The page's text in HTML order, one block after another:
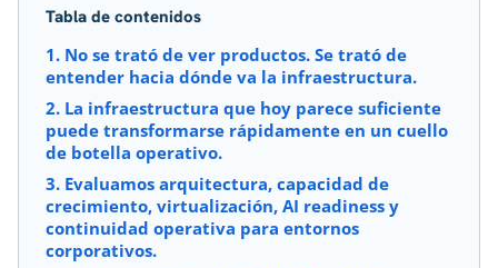
Tabla de contenidos
1. No se trató de ver productos. Se trató de
entender hacia dónde va la infraestructura.
2. La infraestructura que hoy parece suficiente
puede transformarse rápidamente en un cuello
de botella operativo.
3. Evaluamos arquitectura, capacidad de
crecimiento, virtualización, AI readiness y
continuidad operativa para entornos
corporativos.